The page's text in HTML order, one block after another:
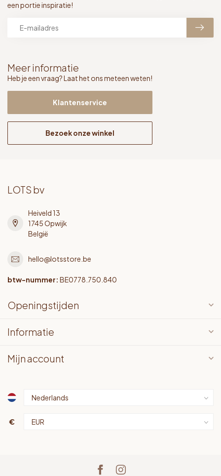
Meer informatie
Heb je een vraag? Laat het ons meteen weten!
Klantenservice
Bezoek onze winkel
een portie inspiratie!
LOTS bv
Heiveld 13
1745 Opwijk
België
hello@lotsstore.be
btw-nummer: BE0778.750.840
Openingstijden
Informatie
Mijn account
€